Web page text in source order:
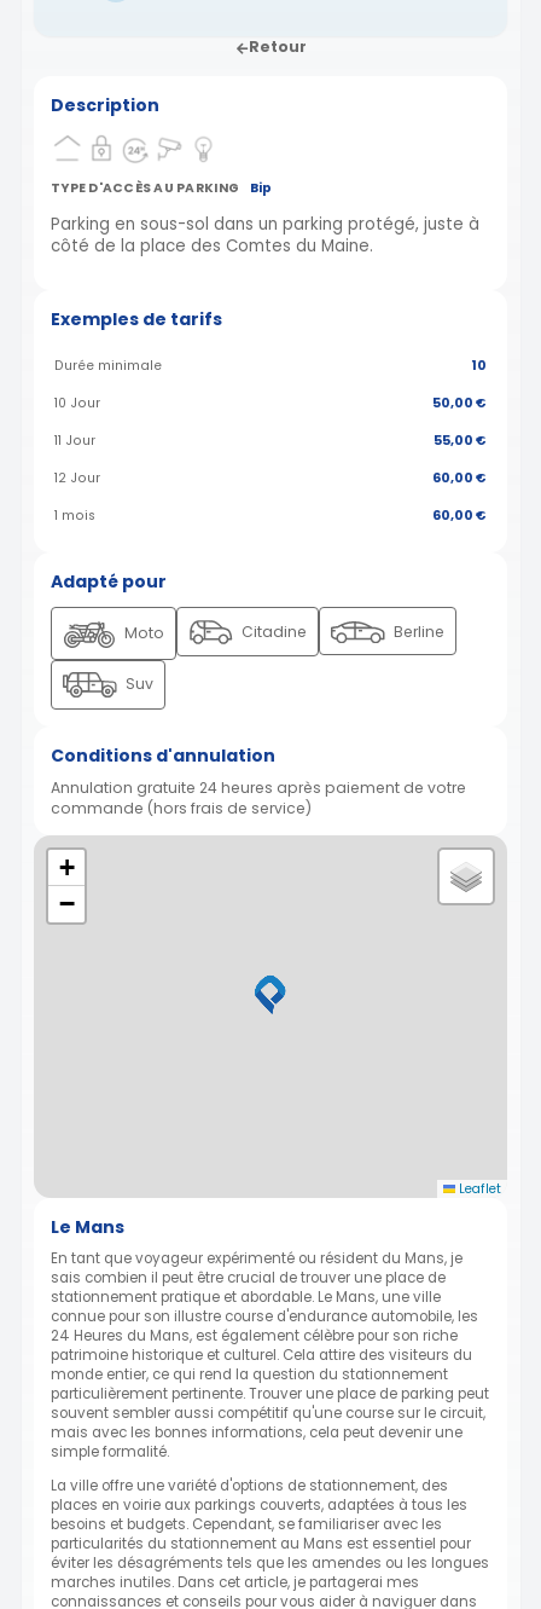
Retour
Description
TYPE D'ACCÈS AU PARKING Bip
Parking en sous-sol dans un parking protégé, juste à
côté de la place des Comtes du Maine.
Exemples de tarifs
Durée minimale 10
10 Jour 50,00 €
11 Jour 55,00 €
12 Jour 60,00 €
1 mois 60,00 €
Adapté pour
Moto Citadine Berline
Suv
Conditions d'annulation
Annulation gratuite 24 heures après paiement de votre
commande (hors frais de service)
+
−
Leaflet
Le Mans
En tant que voyageur expérimenté ou résident du Mans, je
sais combien il peut être crucial de trouver une place de
stationnement pratique et abordable. Le Mans, une ville
connue pour son illustre course d'endurance automobile, les
24 Heures du Mans, est également célèbre pour son riche
patrimoine historique et culturel. Cela attire des visiteurs du
monde entier, ce qui rend la question du stationnement
particulièrement pertinente. Trouver une place de parking peut
souvent sembler aussi compétitif qu'une course sur le circuit,
mais avec les bonnes informations, cela peut devenir une
simple formalité.
La ville offre une variété d'options de stationnement, des
places en voirie aux parkings couverts, adaptées à tous les
besoins et budgets. Cependant, se familiariser avec les
particularités du stationnement au Mans est essentiel pour
éviter les désagréments tels que les amendes ou les longues
marches inutiles. Dans cet article, je partagerai mes
connaissances et conseils pour vous aider à naviguer dans